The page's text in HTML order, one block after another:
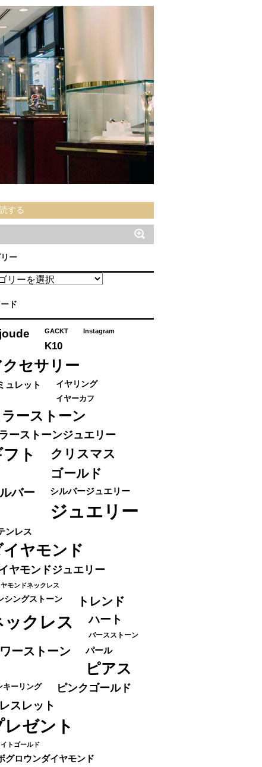
する
ー
ド
GACKT Instagram
K10
クセサリー
ュレット
イヤリング
イヤーカフ
ラーストーン
ーストーンジュエリー
フト
クリスマス
ゴールド
バー シルバージュエリー
ジュエリー
ンレス
イヤモンド
ヤモンドジュエリー
モンドネックレス
シングストーン トレンド
ックレス ハート
バースストーン
ーストーン パール
ピアス
キーリング ピンクゴールド
スレット
レゼント
トゴールド
グロウンダイヤモンド